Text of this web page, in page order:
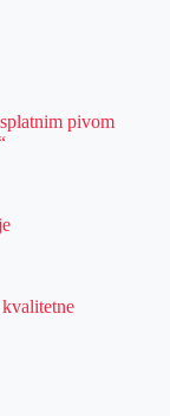
pivom